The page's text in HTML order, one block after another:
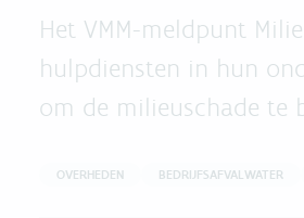
Het VMM-meldpunt
hulpdiensten in hun
om de milieuschade te
OVERHEDEN BEDRIJFSAFVALWATER